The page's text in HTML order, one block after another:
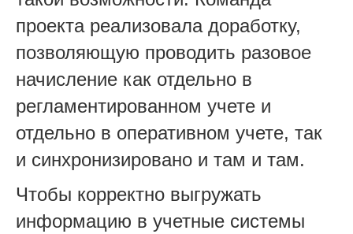
проекта реализовала доработку,
позволяющую проводить разовое
начисление как отдельно в
регламентированном учете и
отдельно в оперативном учете, так
и синхронизировано и там и там.
Чтобы корректно выгружать
информацию в учетные системы